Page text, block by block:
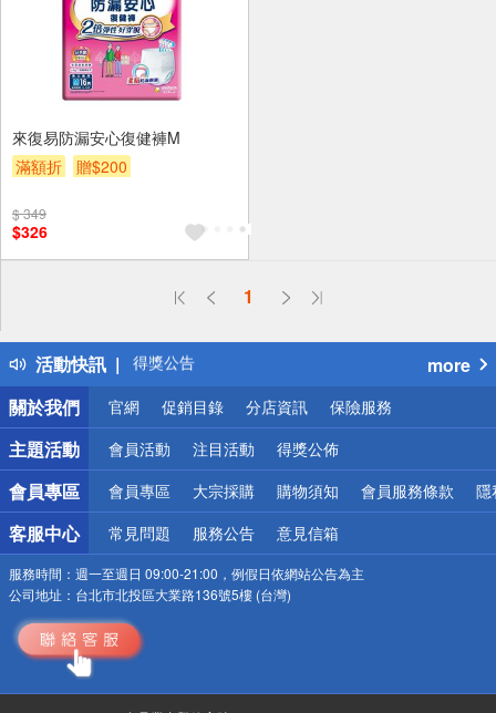
來復易防漏安心復健褲M
滿額折
贈$200
$ 349
$326
1
活動快訊
偏遠地區配送
得獎公告
熱門話題
銀行優惠
偏遠地區配送
詐騙網頁！請小心！
more
關於我們
官網 促銷目錄 分店資訊 保險服務
主題活動 會員活動 注目活動 得獎公佈
會員專區 會員專區 大宗採購 購物須知 會員服務條款 隱
客服中心 常見問題 服務公告 意見信箱
服務時間： 週一至週日 09:00-21:00，例假日依網站公告為主
公司地址： 台北市北投區大業路136號5樓 (台灣)